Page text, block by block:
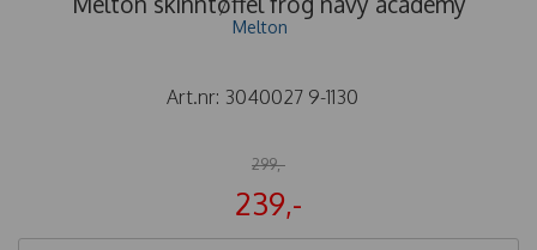
Melton
Art.nr: 3040027 9-1130
299,-
239,-